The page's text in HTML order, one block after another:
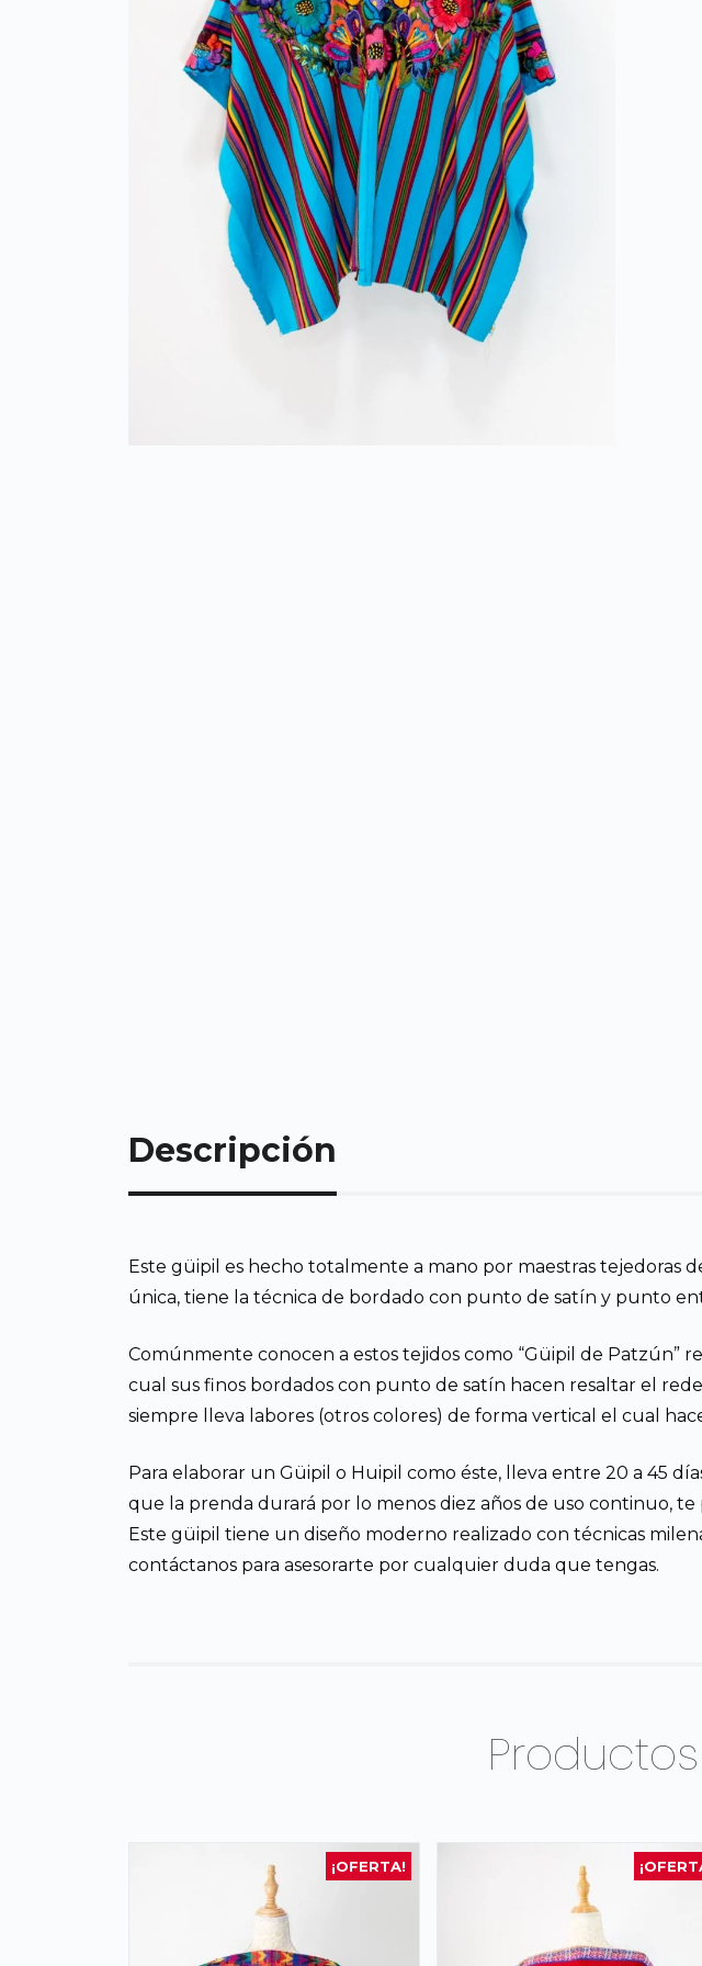
Descripción
Este güipil es hecho totalmente a mano por maestras tejedoras
única, tiene la técnica de bordado con punto de satín y punto
Comúnmente conocen a estos tejidos como “Güipil de Patzún”
cual sus finos bordados con punto de satín hacen resaltar el
siempre lleva labores (otros colores) de forma vertical el cual
Para elaborar un Güipil o Huipil como éste, lleva entre 20 a 45
que la prenda durará por lo menos diez años de uso continuo,
Este güipil tiene un diseño moderno realizado con técnicas
contáctanos para asesorarte por cualquier duda que tengas.
¡OFERTA!